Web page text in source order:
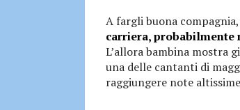
A fargli buona
carriera, probabilmente
L’allora bambina mostra
una delle cantanti di
raggiungere note